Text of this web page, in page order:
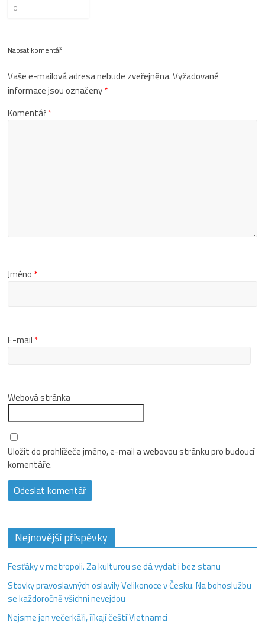
0
Napsat komentář
Vaše e-mailová adresa nebude zveřejněna.Vyžadované
informace jsou označeny*
Komentář*
Jméno *
E-mail *
Webová stránka
Uložit do prohlížeče jméno, e-mail a webovou stránku pro budoucí
komentáře.
Nejnovější příspěvky
Fesťáky v metropoli. Za kulturou se dá vydat i bez stanu
Stovky pravoslavných oslavily Velikonoce v Česku. Na bohoslužbu
se každoročně všichni nevejdou
Nejsme jen večerkáři, říkají čeští Vietnamci